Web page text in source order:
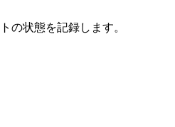
の状態を記録します。